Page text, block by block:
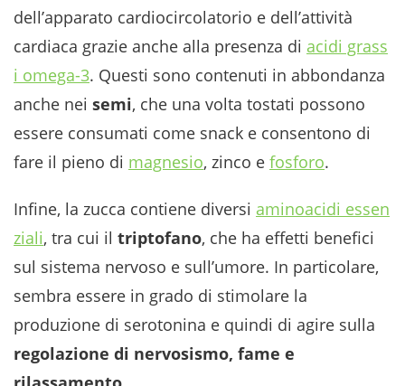
dell’apparato cardiocircolatorio e dell’attività
cardiaca grazie anche alla presenza di acidi grass
i omega-3. Questi sono contenuti in abbondanza
anche nei semi, che una volta tostati possono
essere consumati come snack e consentono di
fare il pieno di magnesio, zinco e fosforo.
Infine, la zucca contiene diversi aminoacidi essen
ziali, tra cui il triptofano, che ha effetti benefici
sul sistema nervoso e sull’umore. In particolare,
sembra essere in grado di stimolare la
produzione di serotonina e quindi di agire sulla
regolazione di nervosismo, fame e